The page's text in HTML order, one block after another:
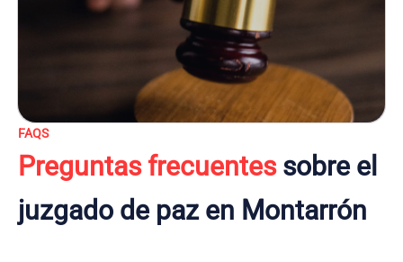
FAQS
Preguntas frecuentessobre el
juzgado de paz en Montarrón